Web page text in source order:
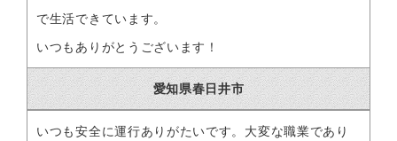
で生活できています。
いつもありがとうございます！
愛知県春日井市
いつも安全に運行ありがたいです。大変な職業であり